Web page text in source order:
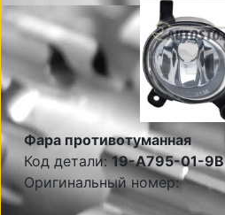
Фара противотуманная
Код детали:19-A795-01-9B
Оригинальный номер: